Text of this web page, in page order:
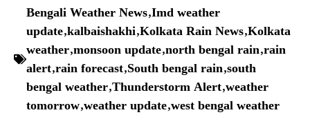
Bengali Weather News,Imd weather
update,kalbaishakhi,Kolkata Rain News,Kolkata
weather,monsoon update,north bengal rain,rain
alert,rain forecast,South bengal rain,south
bengal weather,Thunderstorm Alert,weather
tomorrow,weather update,west bengal weather